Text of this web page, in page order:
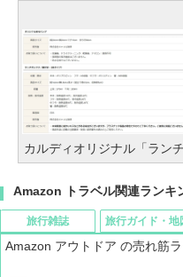
カルディオリジナル「ラン
Amazon トラベル関連ランキ
旅行雑誌 旅行ガイド・地
Amazon アウトドア の売れ筋